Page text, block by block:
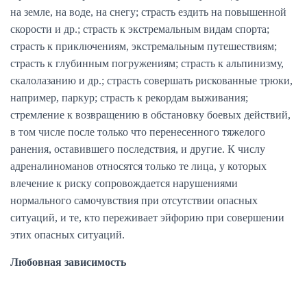
на земле, на воде, на снегу; страсть ездить на повышенной
скорости и др.; страсть к экстремальным видам спорта;
страсть к приключениям, экстремальным путешествиям;
страсть к глубинным погружениям; страсть к альпинизму,
скалолазанию и др.; страсть совершать рискованные трюки,
например, паркур; страсть к рекордам выживания;
стремление к возвращению в обстановку боевых действий,
в том числе после только что перенесенного тяжелого
ранения, оставившего последствия, и другие. К числу
адреналиноманов относятся только те лица, у которых
влечение к риску сопровождается нарушениями
нормального самочувствия при отсутствии опасных
ситуаций, и те, кто переживает эйфорию при совершении
этих опасных ситуаций.
Любовная зависимость